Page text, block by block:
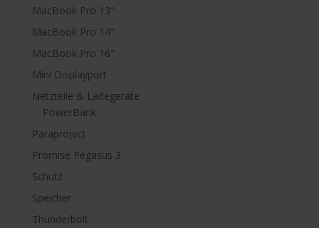
MacBook Pro 13"
MacBook Pro 14"
MacBook Pro 16"
Mini Displayport
Netzteile & Ladegeräte
PowerBank
Paraproject
Promise Pegasus 3
Schutz
Speicher
Thunderbolt